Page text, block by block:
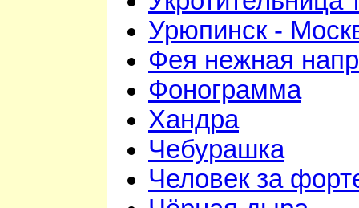
Урюпинск -
Фея нежная
Фонограмма
Хандра
Чебурашка
Человек за